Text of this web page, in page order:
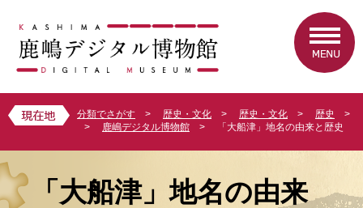
頭
で
飛
ば
本
文
へ
分類でさがす > 歴史・文化 > 歴史・文化 > 歴史
>
>
鹿嶋デジタル博物館 > 「大船津」地名の由来と歴史
文
「大船津」地名の由来